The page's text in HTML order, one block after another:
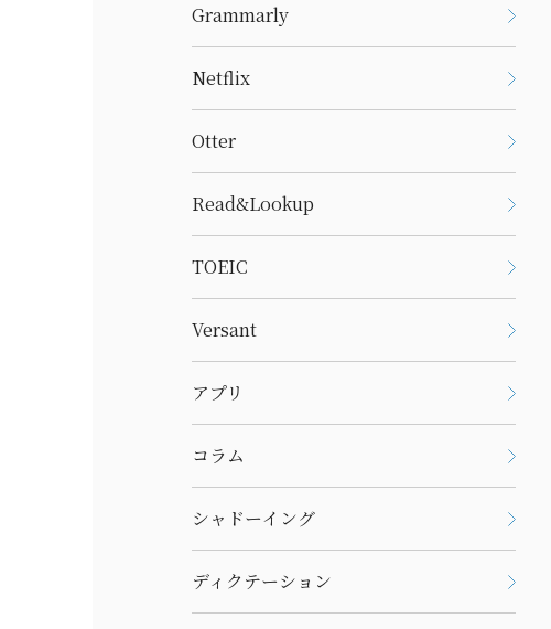
Grammarly
Netflix
Otter
Read&Lookup
TOEIC
Versant
アプリ
コラム
シャドーイング
ディクテーション